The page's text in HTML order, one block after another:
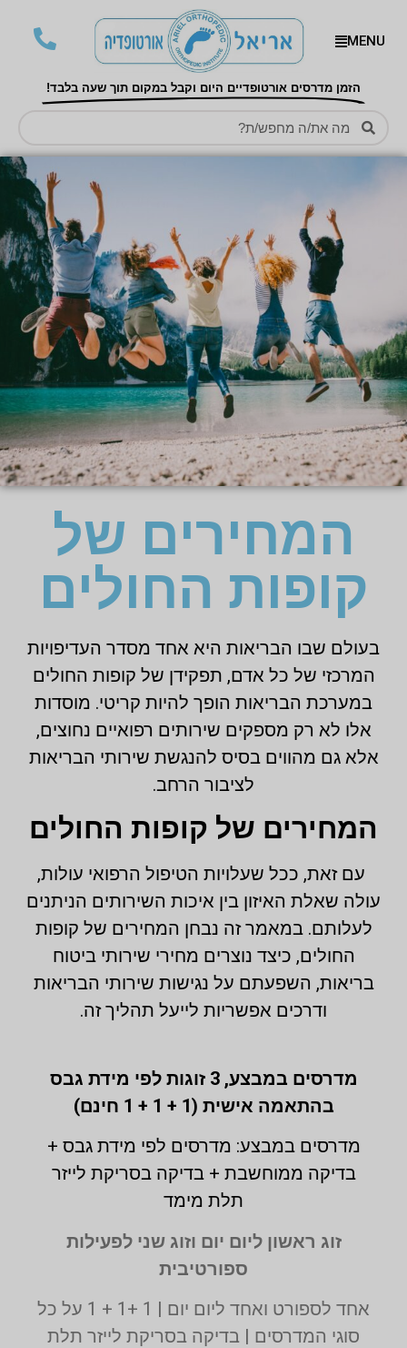
MENU
הזמן מדרסים אורטופדיים היום וקבל במקום תוך שעה בלבד!
המחירים של
קופות החולים
בעולם שבו הבריאות היא אחד מסדר העדיפויות
המרכזי של כל אדם, תפקידן של קופות החולים
במערכת הבריאות הופך להיות קריטי. מוסדות
אלו לא רק מספקים שירותים רפואיים נחוצים,
אלא גם מהווים בסיס להנגשת שירותי הבריאות
לציבור הרחב.
המחירים של קופות החולים
עם זאת, ככל שעלויות הטיפול הרפואי עולות,
עולה שאלת האיזון בין איכות השירותים הניתנים
לעלותם. במאמר זה נבחן המחירים של קופות
החולים, כיצד נוצרים מחירי שירותי ביטוח
בריאות, השפעתם על נגישות שירותי הבריאות
ודרכים אפשריות לייעל תהליך זה.
מדרסים במבצע,
3 זוגות לפי מידת גבס
בהתאמה אישית (1 + 1 + 1 חינם)
מדרסים במבצע: מדרסים לפי מידת גבס +
בדיקה ממוחשבת + בדיקה בסריקת לייזר
תלת מימד
זוג ראשון ליום יום וזוג שני לפעילות
ספורטיבית
אחד לספורט ואחד ליום יום | 1 +1 + 1 על כל
סוגי המדרסים | בדיקה בסריקת לייזר תלת